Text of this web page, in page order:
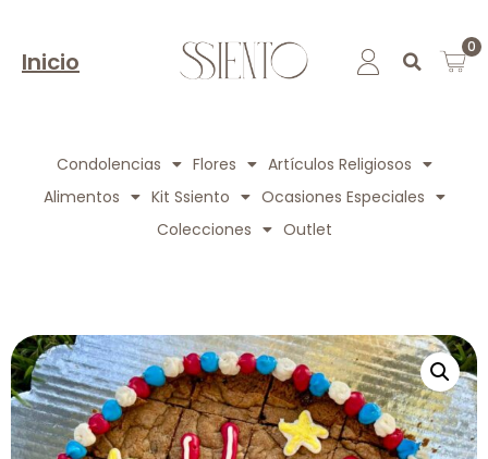
Inicio
0
Condolencias Flores
Artículos Religiosos
Alimentos
Kit Ssiento
Ocasiones Especiales
Colecciones
Outlet